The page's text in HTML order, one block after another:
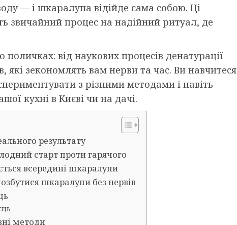
— і шкаралупа відійде сама собою. Ці
звичайний процес на надійний ритуал, де
поличках: від наукових процесів денатурації
які зекономлять вам нерви та час. Ви навчитеся
з різними методами і навіть
кухні в Києві чи на дачі.
результату
старт проти гарячого
всередині шкаралупи
шкаралупи без нервів
методи